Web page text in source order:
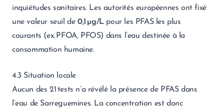
inquiétudes sanitaires. Les autorités européennes ont fixé
une valeur seuil de 0,1 µg/Lpour les PFAS les plus
courants (ex. PFOA, PFOS) dans l’eau destinée à la
consommation humaine.
4.3 Situation locale
Aucun des 21 tests n’a révélé la présence de PFAS dans
l’eau de Sarreguemines. La concentration est donc